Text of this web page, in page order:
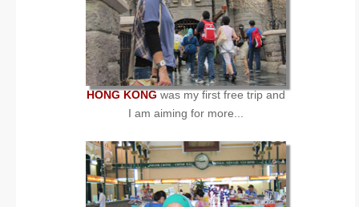
HONG KONGwas my first free trip and
I am aiming for more...